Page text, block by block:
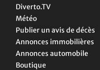
Diverto.TV
Météo
Publier un avis de décès
Annonces immobilières
Annonces automobile
Boutique